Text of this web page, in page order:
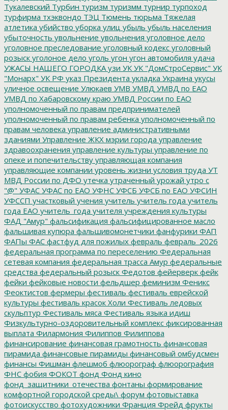
Тукалевский Турбин туризм туризмм турнир турпоход
турфирма тхэквондо ТЭЦ Тюмень тюрьма Тяжелая
атлетика убийство уборка улиц убыль убыль населения
убыточность увольнение увольнения уголовное дело
уголовное преследование уголовный кодекс уголовный
розыск уголоное дело уголь угон угон автомобиля удача
УЖАСЫ НАШЕГО ГОРОДКА узи УК УК "ДомСтроСервис" УК
"Монарх" УК РФ указ Президента укладка Украина укусы
уличное освещение Улюкаев УМВ УМВД УМВД по ЕАО
УМВД по Хабаровскому краю УМВД России по ЕАО
уполномоченный по правам предпринимателей
уполномоченный по правам ребенка уполномоченный по
правам человека управление административными
зданиями Управление ЖКХ мэрии города управление
здравоохранения управление культуры управление по
опеке и попечительству управляющая компания
управляющие компании уровень жизни условия труда УТ
МВД России по ДФО утечка утраченный урожай утро с
"@" УФАС УФАС по ЕАО УФНС УФСБ УФСБ по ЕАО УФСИН
УФССП участковый учения учитель учитель года учитель
года ЕАО учитель_года учителя учреждения культуры
ФАД "Амур" фальсификация фальсифицированное масло
фальшивая купюра фальшивомонетчики фанфурики ФАП
ФАПы ФАС фастфуд для пожилых февраль февраль_2026
федеральная программа по переселению Федеральная
сетевая компания федеральная трасса Амур федеральные
средства федеральный розыск Федотов фейерверк фейк
фейки фейковые новости фельдшер феминизм Феникс
Феоктистов фермеры фестиваль фестиваль еврейской
культуры фестиваль красок Холи Фестиваль ледовых
скульптур Фестиваль мяса Фестиваль языка идиш
Физкультурно-оздоровительный комплекс фиксированная
выплата Филармония Филиппов Филиппова
финансирование финансовая грамотность финансовая
пирамида финансовые пирамиды финансовый омбудсмен
финансы Фишман флешмоб флюорограф флюорография
ФНС фобия ФОКОТ фонд Фонд кино
фонд_защитники_отечества фонтаны формирование
комфортной городской среды\ форум фотовыставка
фотоискусство фотохудожники Франция Фрейд фрукты